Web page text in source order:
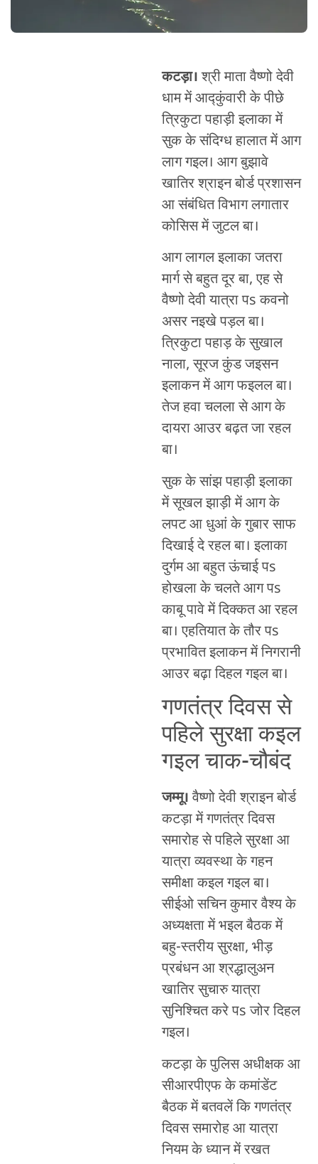
कटड़ा।श्री माता वैष्णो देवी
धाम में आद्कुंवारी के पीछे
त्रिकुटा पहाड़ी इलाका में
सुक के संदिग्ध हालात में आग
लाग गइल। आग बुझावे
खातिर श्राइन बोर्ड प्रशासन
आ संबंधित विभाग लगातार
कोसिस में जुटल बा।
आग लागल इलाका जतरा
मार्ग से बहुत दूर बा, एह से
वैष्णो देवी यात्रा पs कवनो
असर नइखे पड़ल बा।
त्रिकुटा पहाड़ के सुखाल
नाला, सूरज कुंड जइसन
इलाकन में आग फइलल बा।
तेज हवा चलला से आग के
दायरा आउर बढ़त जा रहल
बा।
सुक के सांझ पहाड़ी इलाका
में सूखल झाड़ी में आग के
लपट आ धुआं के गुबार साफ
दिखाई दे रहल बा। इलाका
दुर्गम आ बहुत ऊंचाई पs
होखला के चलते आग पs
काबू पावे में दिक्कत आ रहल
बा। एहतियात के तौर पs
प्रभावित इलाकन में निगरानी
आउर बढ़ा दिहल गइल बा।
गणतंत्र दिवस से
पहिले सुरक्षा कइल
गइल चाक-चौबंद
जम्मू।वैष्णो देवी श्राइन बोर्ड
कटड़ा में गणतंत्र दिवस
समारोह से पहिले सुरक्षा आ
यात्रा व्यवस्था के गहन
समीक्षा कइल गइल बा।
सीईओ सचिन कुमार वैश्य के
अध्यक्षता में भइल बैठक में
बहु-स्तरीय सुरक्षा, भीड़
प्रबंधन आ श्रद्धालुअन
खातिर सुचारु यात्रा
सुनिश्चित करे पs जोर दिहल
गइल।
कटड़ा के पुलिस अधीक्षक आ
सीआरपीएफ के कमांडेंट
बैठक में बतवलें कि गणतंत्र
दिवस समारोह आ यात्रा
नियम के ध्यान में रखत